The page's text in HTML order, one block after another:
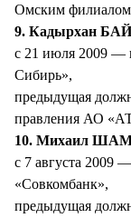
Омским
9. Кадырхан
с 21 июля 2009 —
Сибирь»,
предыдущая
правления АО
10. Михаил
с 7 августа
«Совкомбанк»,
предыдущая